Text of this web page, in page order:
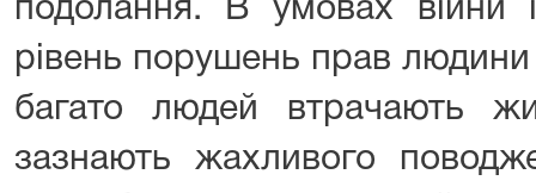
подолання. В умовах війни
рівень порушень прав
багато людей втрачають
зазнають жахливого